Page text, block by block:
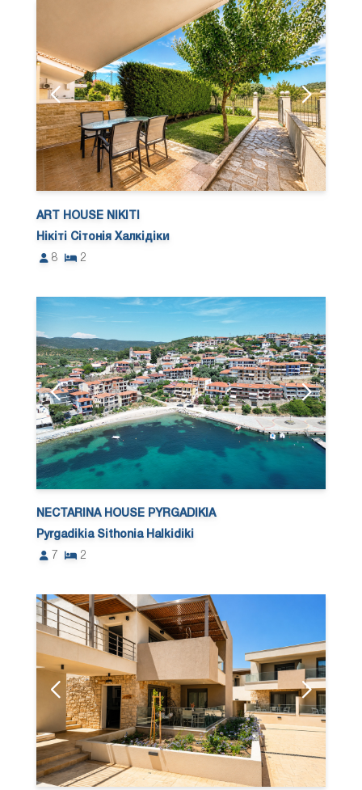
ART HOUSE NIKITI
Нікіті Сітонія Халкідіки
8
2
NECTARINA HOUSE PYRGADIKIA
Pyrgadikia Sithonia Halkidiki
7
2